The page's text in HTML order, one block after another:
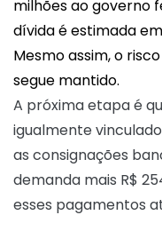
milhões ao governo
dívida é estimada
Mesmo assim, o
segue mantido.
A próxima etapa é
igualmente
as consignações
demanda mais R$
esses pagamentos